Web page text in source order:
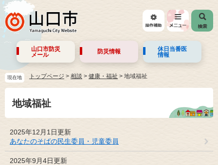
山口市防災
メール
防災情報
休日当番医
情報
現在地 トップページ > 相談 > 健康・福祉 > 地域福祉
地域福祉
2025年12月1日更新
あなたのそばの民生委員・児童委員
2025年9月4日更新